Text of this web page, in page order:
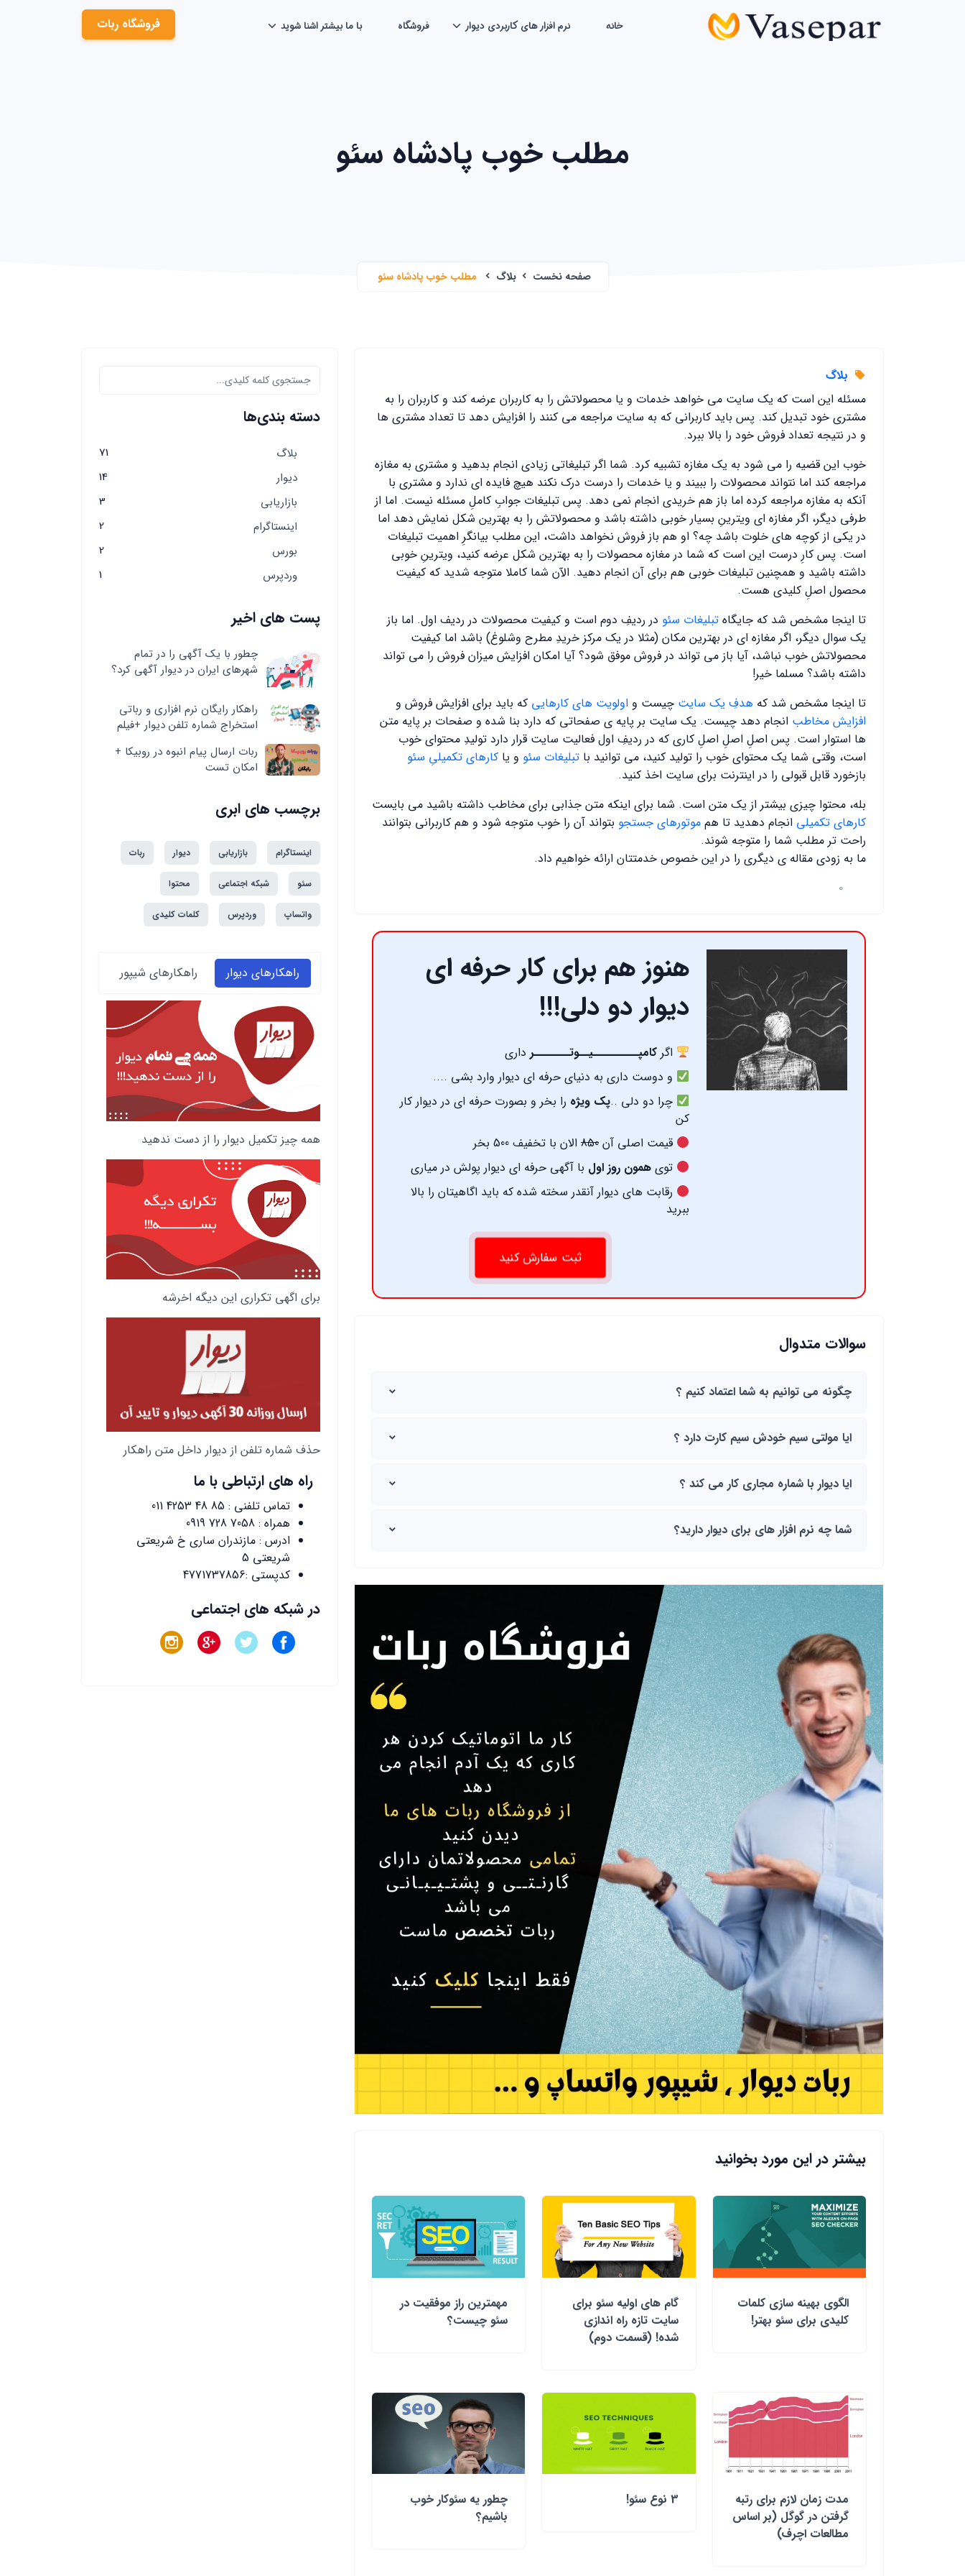
فروشگاه ربات خانه نرم افزار های کاربردی دیوار فروشگاه با ما بیشتر اشنا شوید
مطلب خوب پادشاه سئو
صفحه نخست بلاگ مطلب خوب پادشاه سئو
بلاگ
مسئله این است که یک سایت می خواهد خدمات و یا محصولاتش را به کاربران عرضه کند و کاربران را به
مشتری خود تبدیل کند. پس باید کاربرانی که به سایت مراجعه می کنند را افزایش دهد تا تعداد مشتری ها
و در نتیجه تعداد فروش خود را بالا ببرد.
خوب این قضیه را می شود به یک مغازه تشبیه کرد. شما اگر تبلیغاتی زیادی انجام بدهید و مشتری به مغازه
مراجعه کند اما نتواند محصولات را ببیند و یا خدمات را درست درک نکند هیچ فایده ای ندارد و مشتری با
آنکه به مغازه مراجعه کرده اما باز هم خریدی انجام نمی دهد. پس تبلیغات جوابِ کاملِ مسئله نیست. اما از
طرفی دیگر، اگر مغازه ای ویترینِ بسیار خوبی داشته باشد و محصولاتش را به بهترین شکل نمایش دهد اما
در یکی از کوچه های خلوت باشد چه؟ او هم باز فروش نخواهد داشت، این مطلب بیانگرِ اهمیت تبلیغات
است. پس کارِ درست این است که شما در مغازه محصولات را به بهترین شکل عرضه کنید، ویترینِ خوبی
داشته باشید و همچنین تبلیغات خوبی هم برای آن انجام دهید. الآن شما کاملا متوجه شدید که کیفیت
محصول اصلِ کلیدی هست.
تا اینجا مشخص شد که جایگاه تبلیغات سئو در ردیفِ دوم است و کیفیت محصولات در ردیف اول. اما باز
یک سوال دیگر، اگر مغازه ای در بهترین مکان (مثلا در یک مرکز خریدِ مطرح وشلوغ) باشد اما کیفیت
محصولاتش خوب نباشد، آیا باز می تواند در فروش موفق شود؟ آیا امکان افزایش میزان فروش را می تواند
داشته باشد؟ مسلما خیر!
تا اینجا مشخص شد که هدفِ یک سایت چیست و اولویت های کارهایی که باید برای افزایش فروش و
افزایش مخاطب انجام دهد چیست. یک سایت بر پایه ی صفحاتی که دارد بنا شده و صفحات بر پایه متن
ها استوار است. پس اصلِ اصلِ اصلِ کاری که در ردیفِ اول فعالیت سایت قرار دارد تولیدِ محتوای خوب
است، وقتی شما یک محتوای خوب را تولید کنید، می توانید با تبلیغات سئو و یا کارهای تکمیلیِ سئو
بازخورد قابل قبولی را در اینترنت برای سایت اخذ کنید.
بله، محتوا چیزی بیشتر از یک متن است. شما برای اینکه متن جذابی برای مخاطب داشته باشید می بایست
کارهای تکمیلی انجام دهدید تا هم موتورهای جستجو بتواند آن را خوب متوجه شود و هم کاربرانی بتوانند
راحت تر مطلب شما را متوجه شوند.
ما به زودی مقاله ی دیگری را در این خصوص خدمتتان ارائه خواهیم داد.
0
هنوز هم برای کار حرفه ای
دیوار دو دلی!!!
اگرکامپـــــــــیــوتـــــــر داری
و دوست داری به دنیای حرفه ای دیوار وارد بشی ....
چرا دو دلی ..پک ویژه را بخر و بصورت حرفه ای در دیوار کار
کن
قیمت اصلی آن850الان با تخفیف 500 بخر
تویهمون روز اول با آگهی حرفه ای دیوار پولش در میاری
رقابت های دیوار آنقدر سخته شده که باید اگاهیتان را بالا
ببرید
ثبت سفارش کنید
سوالات متدوال
چگونه می توانیم به شما اعتماد کنیم ؟
ایا مولتی سیم خودش سیم کارت دارد ؟
ایا دیوار با شماره مجاری کار می کند ؟
شما چه نرم افزار های برای دیوار دارید؟
بیشتر در این مورد بخوانید
الگوی بهینه سازی کلمات
کلیدی برای سئو بهتر!
گام های اولیه سئو برای
سایت تازه راه اندازی
شده! (قسمت دوم)
مهمترین راز موفقیت در
سئو چیست؟
مدت زمان لازم برای رتبه
گرفتن در گوگل (بر اساس
مطالعات اچرف)
3 نوع سئو!
چطور یه سئوکار خوب
باشیم؟
دسته بندی‌ها
بلاگ
71
دیوار
14
بازاریابی
3
اینستاگرام
2
بورس
2
وردپرس
1
پست های اخیر
چطور با یک آگهی را در تمام
شهرهای ایران در دیوار آگهی کرد؟
راهکار رایگان نرم افزاری و رباتی
استخراج شماره تلفن دیوار +فیلم
ربات ارسال پیام انبوه در روبیکا +
امکان تست
برچسب های ابری
اینستاگرام بازاریابی دیوار ربات
سئو شبکه اجتماعی محتوا
واتساپ وردپرس کلمات کلیدی
راهکارهای دیوار راهکارهای شیپور
همه چیز تکمیل دیوار را از دست ندهید
برای اگهی تکراری این دیگه اخرشه
حذف شماره تلفن از دیوار داخل متن راهکار
راه های ارتباطی با ما
تماس تلفنی : 011 4253 48 85
همراه : 0919 728 7058
ادرس : مازندران ساری خ شریعتی
شریعتی 5
کدپستی :4771737856
در شبکه های اجتماعی